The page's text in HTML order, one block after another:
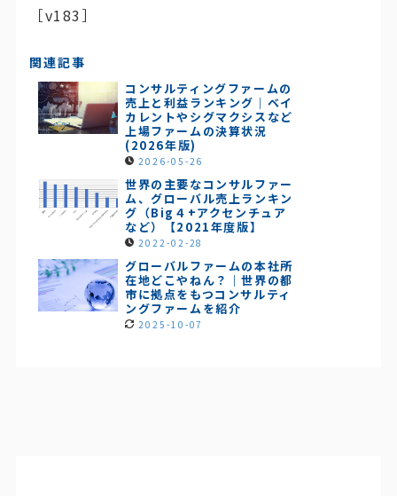
［v183］
関連記事
コンサルティングファームの
売上と利益ランキング｜ベイ
カレントやシグマクシスなど
上場ファームの決算状況
(2026年版)
2026-05-26
世界の主要なコンサルファー
ム、グローバル売上ランキン
グ（Big４+アクセンチュア
など）【2021年度版】
2022-02-28
グローバルファームの本社所
在地どこやねん？｜世界の都
市に拠点をもつコンサルティ
ングファームを紹介
2025-10-07